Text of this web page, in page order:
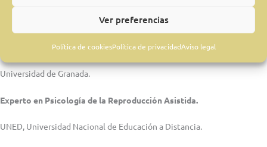
Ver preferencias
Política de cookiesPolítica de privacidadAviso legal
Licenciatura en Psicología.
Universidad de Granada.
Experto en Psicología de la Reproducción Asistida.
UNED, Universidad Nacional de Educación a Distancia.